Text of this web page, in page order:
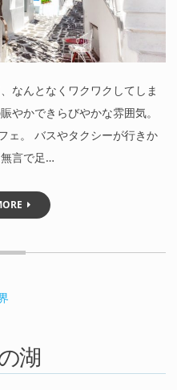
なんとなくワクワクしてしま
やかできらびやかな雰囲気。
ェ。 バスやタクシーが行きか
言で足…
湖